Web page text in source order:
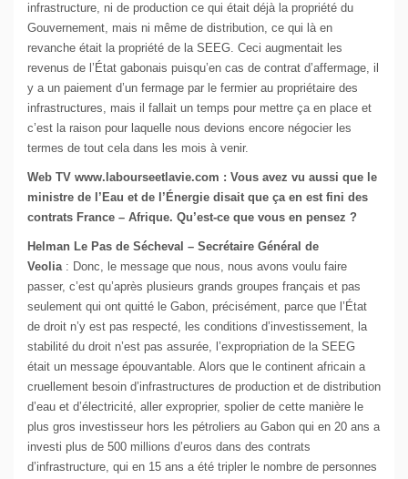
infrastructure, ni de production ce qui était déjà la propriété du
Gouvernement, mais ni même de distribution, ce qui là en
revanche était la propriété de la SEEG. Ceci augmentait les
revenus de l’État gabonais puisqu’en cas de contrat d’affermage, il
y a un paiement d’un fermage par le fermier au propriétaire des
infrastructures, mais il fallait un temps pour mettre ça en place et
c’est la raison pour laquelle nous devions encore négocier les
termes de tout cela dans les mois à venir.
Web TV www.labourseetlavie.com : Vous avez vu aussi que le
ministre de l’Eau et de l’Énergie disait que ça en est fini des
contrats France – Afrique. Qu’est-ce que vous en pensez ?
Helman Le Pas de Sécheval – Secrétaire Général de
Veolia : Donc, le message que nous, nous avons voulu faire
passer, c’est qu’après plusieurs grands groupes français et pas
seulement qui ont quitté le Gabon, précisément, parce que l’État
de droit n’y est pas respecté, les conditions d’investissement, la
stabilité du droit n’est pas assurée, l’expropriation de la SEEG
était un message épouvantable. Alors que le continent africain a
cruellement besoin d’infrastructures de production et de distribution
d’eau et d’électricité, aller exproprier, spolier de cette manière le
plus gros investisseur hors les pétroliers au Gabon qui en 20 ans a
investi plus de 500 millions d’euros dans des contrats
d’infrastructure, qui en 15 ans a été tripler le nombre de personnes